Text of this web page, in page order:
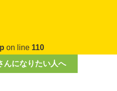
on line 110
んになりたい人へ